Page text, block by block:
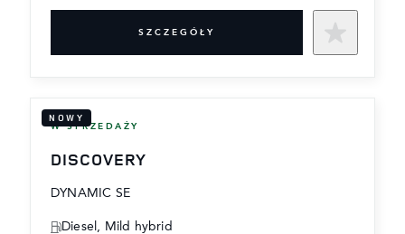
SZCZEGÓŁY
NOWY
W SPRZEDAŻY
DISCOVERY
DYNAMIC SE
Diesel, Mild hybrid